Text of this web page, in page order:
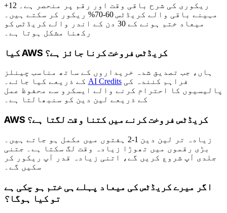
ریکوری کی شرح باقی وقت اور رقم پر منحصر ہے۔ 12+
مہینے باقی والے کریڈٹس 60-70% ریکور کر سکتے ہیں۔
میعاد ختم ہونے کے 30 دن کے اندر والے کریڈٹس کو
رکھنا مشکل ہوتا ہے۔
کیا AWS کریڈٹس فروخت کرنا جائز ہے؟
ہاں، جب تصدیق شدہ خریداروں کے ساتھ مناسب چینلز
AI Credits
پالیسیوں کا احترام کرنے والے ایسکرو سے محفوظ عمل
کے ذریعے لین دین کو سنبھالتا ہے۔
AWS کریڈٹس فروخت کرنے میں کتنا وقت لگتا ہے؟
زیادہ تر لین دین 1-2 ہفتوں میں مکمل ہو جاتے ہیں۔
بڑی رقموں میں تھوڑا زیادہ وقت لگ سکتا ہے۔ جتنی
جلدی آپ شروع کریں گے، اتنی زیادہ قدر آپ ریکور کر
سکیں گے۔
اگر میرے کریڈٹس کی میعاد پہلے ہی ختم ہو چکی ہے
تو کیا ہوگا؟